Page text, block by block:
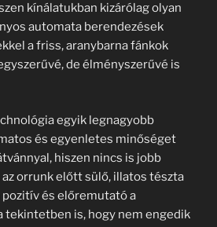
kínálatukban kizárólag olyan
automata berendezések
a friss, aranybarna fánkok
de élményszerűvé is
egyik legnagyobb
és egyenletes minőséget
hiszen nincs is jobb
orrunk előtt sülő, illatos tészta
és előremutató a
tekintetben is, hogy nem engedik